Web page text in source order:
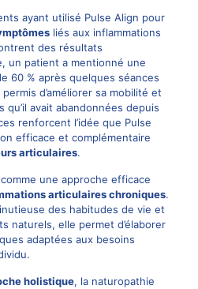
ayant utilisé Pulse Align pour
liés aux inflammations
des résultats
un patient a mentionné une
60 % après quelques séances
d’améliorer sa mobilité et
avait abandonnées depuis
renforcent l’idée que Pulse
efficace et complémentaire
articulaires.
une approche efficace
articulaires chroniques.
des habitudes de vie et
naturels, elle permet d’élaborer
adaptées aux besoins
holistique, la naturopathie